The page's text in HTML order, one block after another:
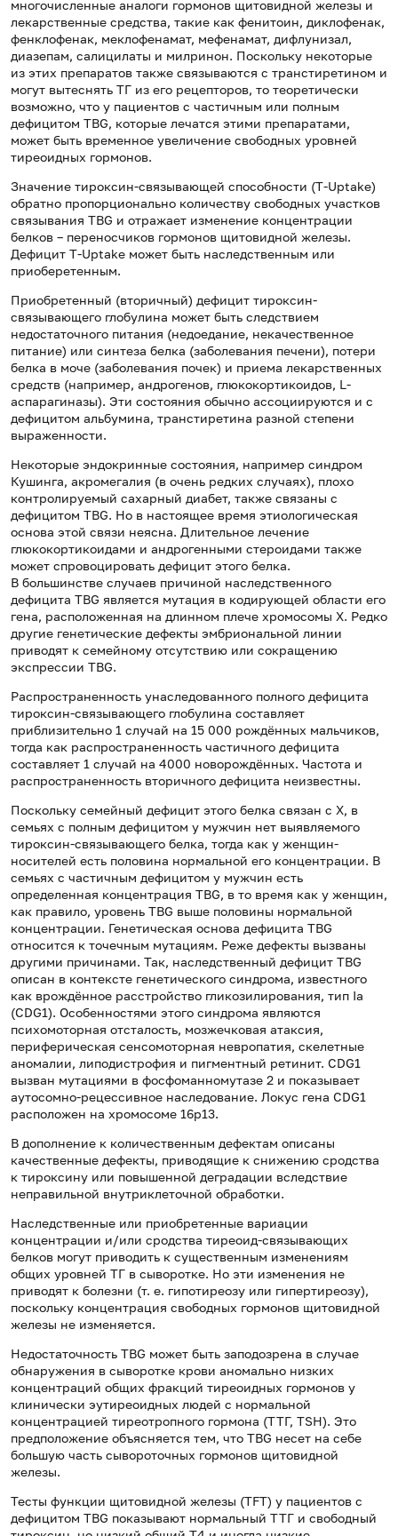
многочисленные аналоги гормонов щитовидной железы и
лекарственные средства, такие как фенитоин, диклофенак,
фенклофенак, меклофенамат, мефенамат, дифлунизал,
диазепам, салицилаты и милринон. Поскольку некоторые
из этих препаратов также связываются с транстиретином и
могут вытеснять ТГ из его рецепторов, то теоретически
возможно, что у пациентов с частичным или полным
дефицитом TBG, которые лечатся этими препаратами,
может быть временное увеличение свободных уровней
тиреоидных гормонов.
Значение тироксин-связывающей способности (T-Uptake)
обратно пропорционально количеству свободных участков
связывания TBG и отражает изменение концентрации
белков – переносчиков гормонов щитовидной железы.
Дефицит T-Uptake может быть наследственным или
приоберетенным.
Приобретенный (вторичный) дефицит тироксин-
связывающего глобулина может быть следствием
недостаточного питания (недоедание, некачественное
питание) или синтеза белка (заболевания печени), потери
белка в моче (заболевания почек) и приема лекарственных
средств (например, андрогенов, глюкокортикоидов, L-
аспарагиназы). Эти состояния обычно ассоциируются и с
дефицитом альбумина, транстиретина разной степени
выраженности.
Некоторые эндокринные состояния, например синдром
Кушинга, акромегалия (в очень редких случаях), плохо
контролируемый сахарный диабет, также связаны с
дефицитом TBG. Но в настоящее время этиологическая
основа этой связи неясна. Длительное лечение
глюкокортикоидами и андрогенными стероидами также
может спровоцировать дефицит этого белка.
В большинстве случаев причиной наследственного
дефицита TBG является мутация в кодирующей области его
гена, расположенная на длинном плече хромосомы X. Редко
другие генетические дефекты эмбриональной линии
приводят к семейному отсутствию или сокращению
экспрессии TBG.
Распространенность унаследованного полного дефицита
тироксин-связывающего глобулина составляет
приблизительно 1 случай на 15 000 рождённых мальчиков,
тогда как распространенность частичного дефицита
составляет 1 случай на 4000 новорождённых. Частота и
распространенность вторичного дефицита неизвестны.
Поскольку семейный дефицит этого белка связан с Х, в
семьях с полным дефицитом у мужчин нет выявляемого
тироксин-связывающего белка, тогда как у женщин-
носителей есть половина нормальной его концентрации. В
семьях с частичным дефицитом у мужчин есть
определенная концентрация TBG, в то время как у женщин,
как правило, уровень TBG выше половины нормальной
концентрации. Генетическая основа дефицита TBG
относится к точечным мутациям. Реже дефекты вызваны
другими причинами. Так, наследственный дефицит TBG
описан в контексте генетического синдрома, известного
как врождённое расстройство гликозилирования, тип Ia
(CDG1). Особенностями этого синдрома являются
психомоторная отсталость, мозжечковая атаксия,
периферическая сенсомоторная невропатия, скелетные
аномалии, липодистрофия и пигментный ретинит. CDG1
вызван мутациями в фосфоманномутазе 2 и показывает
аутосомно-рецессивное наследование. Локус гена CDG1
расположен на хромосоме 16p13.
В дополнение к количественным дефектам описаны
качественные дефекты, приводящие к снижению сродства
к тироксину или повышенной деградации вследствие
неправильной внутриклеточной обработки.
Наследственные или приобретенные вариации
концентрации и/или сродства тиреоид-связывающих
белков могут приводить к существенным изменениям
общих уровней ТГ в сыворотке. Но эти изменения не
приводят к болезни (т. е. гипотиреозу или гипертиреозу),
поскольку концентрация свободных гормонов щитовидной
железы не изменяется.
Недостаточность TBG может быть заподозрена в случае
обнаружения в сыворотке крови аномально низких
концентраций общих фракций тиреоидных гормонов у
клинически эутиреоидных людей с нормальной
концентрацией тиреотропного гормона (ТТГ, TSH). Это
предположение объясняется тем, что TBG несет на себе
большую часть сывороточных гормонов щитовидной
железы.
Тесты функции щитовидной железы (TFT) у пациентов с
дефицитом TBG показывают нормальный ТТГ и свободный